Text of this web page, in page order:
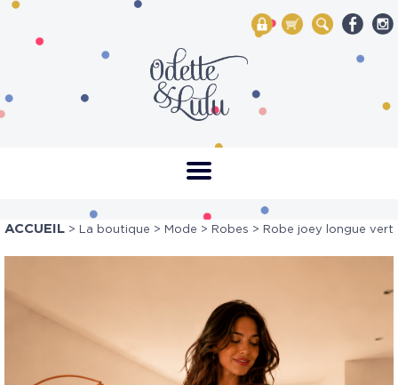
My Account
Mon panier
Rechercher
ACCUEIL > La boutique > Mode > Robes > Robe joey longue vert